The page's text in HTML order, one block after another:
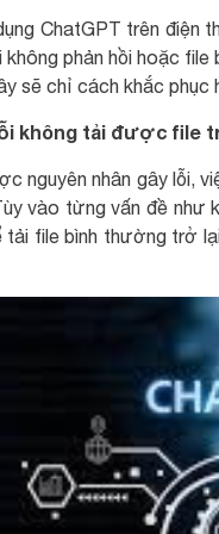
ChatGPT trên điện
phản hồi hoặc file
sẽ chỉ cách khắc phục
không tải được file
nguyên nhân gây lỗi,
vào từng vấn đề như
tải file bình thường trở